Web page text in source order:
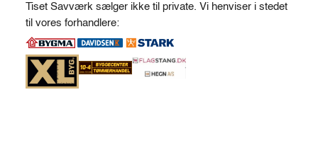
t
e
r
n
t
Tiset Savværk sælger ikke til private. Vi henviser i stedet
til vores forhandlere: